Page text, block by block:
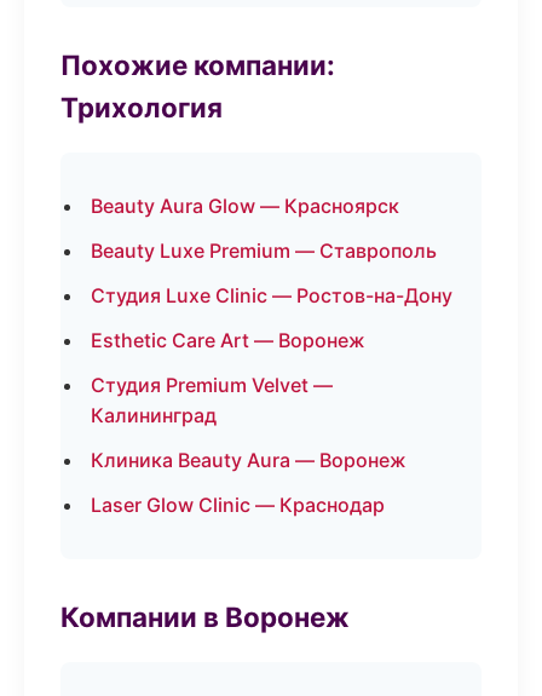
Похожие компании:
Трихология
Beauty Aura Glow — Красноярск
Beauty Luxe Premium — Ставрополь
Студия Luxe Clinic — Ростов-на-Дону
Esthetic Care Art — Воронеж
Студия Premium Velvet —
Калининград
Клиника Beauty Aura — Воронеж
Laser Glow Clinic — Краснодар
Компании в Воронеж